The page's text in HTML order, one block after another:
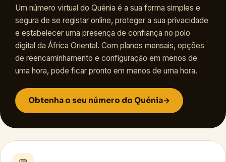
Um número virtual do Quénia é a sua forma simples e
segura de se registar online, proteger a sua privacidade
e estabelecer uma presença de confiança no polo
digital da África Oriental. Com planos mensais, opções
de reencaminhamento e configuração em menos de
uma hora, pode ficar pronto em menos de uma hora.
Obtenha o seu número do Quénia→